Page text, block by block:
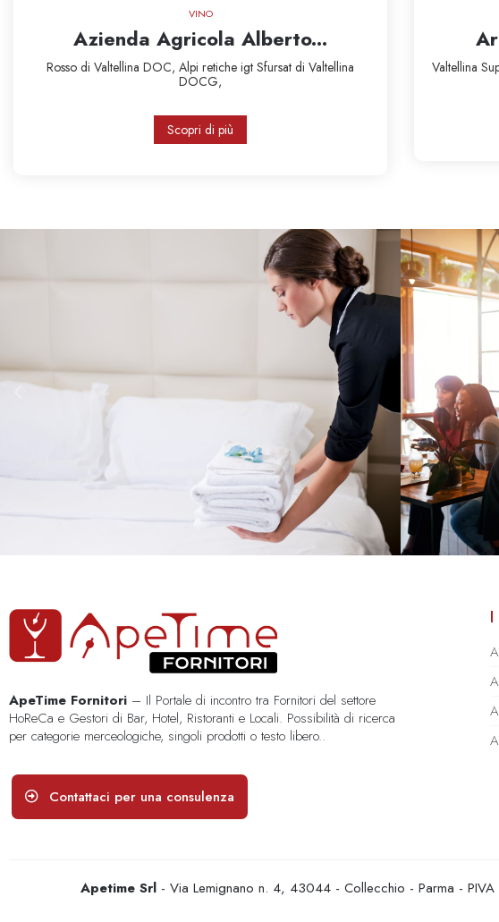
VINO
Azienda Agricola Alberto...
Rosso di Valtellina DOC, Alpi retiche igt Sfursat di Valtellina
DOCG,
Scopri di più
Valtellina
ApeTime Fornitori – Il Portale di incontro tra Fornitori del settore
HoReCa e Gestori di Bar, Hotel, Ristoranti e Locali. Possibilità di ricerca
per categorie merceologiche, singoli prodotti o testo libero..
Contattaci per una consulenza
Apetime Srl - Via Lemignano n. 4, 43044 - Collecchio - Parma -